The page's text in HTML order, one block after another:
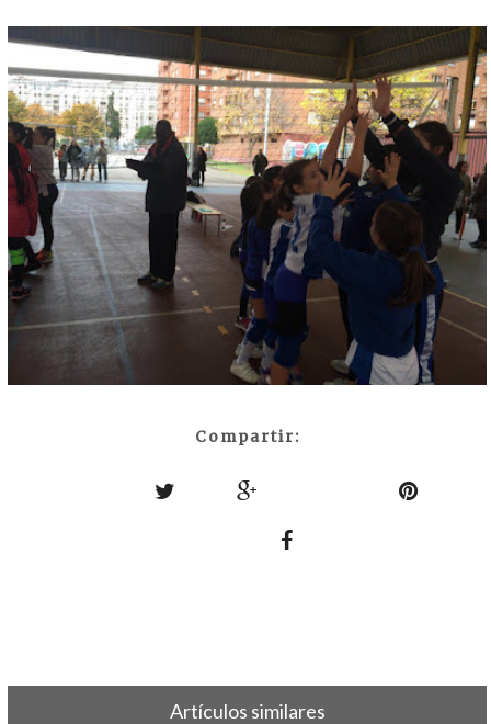
Compartir:
Artículos similares